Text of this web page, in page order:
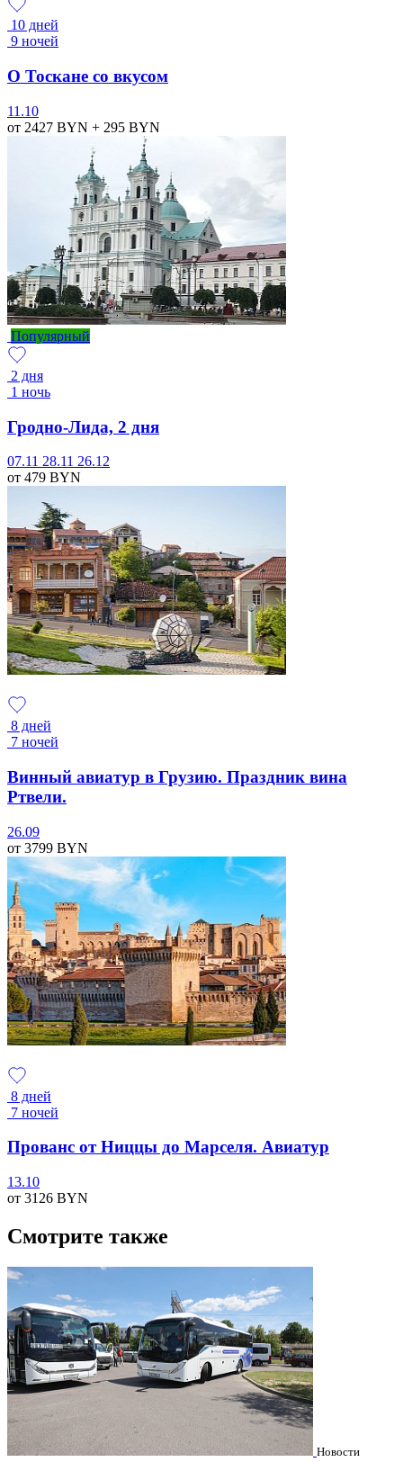
10 дней
9 ночей
О Тоскане со вкусом
11.10
от 2427 BYN + 295 BYN
Популярный
2 дня
1 ночь
Гродно-Лида, 2 дня
07.11 28.11 26.12
от 479 BYN
8 дней
7 ночей
Винный авиатур в Грузию. Праздник вина
Ртвели.
26.09
от 3799 BYN
8 дней
7 ночей
Прованс от Ниццы до Марселя. Авиатур
13.10
от 3126 BYN
Смотрите также
Новости